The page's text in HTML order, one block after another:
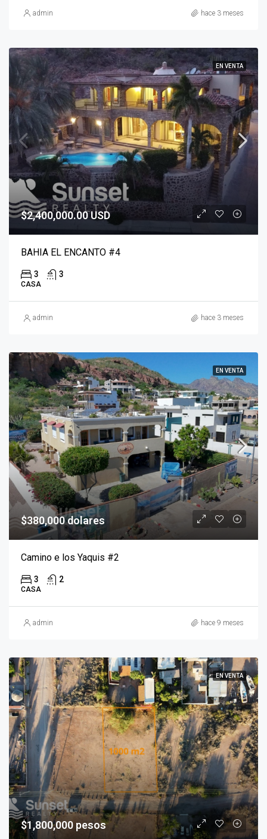
admin hace 3 meses
EN VENTA
$2,400,000.00 USD
BAHIA EL ENCANTO #4
3 3
CASA
admin hace 3 meses
EN VENTA
$380,000 dolares
Camino e los Yaquis #2
3 2
CASA
admin hace 9 meses
EN VENTA
$1,800,000 pesos